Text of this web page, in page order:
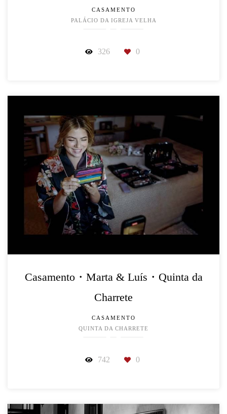
CASAMENTO
PALÁCIO DA IGREJA VELHA
326 0
Casamento・Marta & Luís・Quinta da
Charrete
CASAMENTO
QUINTA DA CHARRETE
742 0